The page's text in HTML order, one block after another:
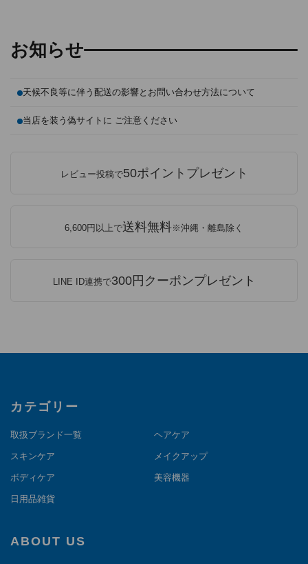
お知らせ
天候不良等に伴う配送の影響とお問い合わせ方法について
当店を装う偽サイトに ご注意ください
レビュー投稿で50ポイントプレゼント
6,600円以上で送料無料※沖縄・離島除く
LINE ID連携で300円クーポンプレゼント
カテゴリー
取扱ブランド一覧 ヘアケア
スキンケア メイクアップ
ボディケア 美容機器
日用品雑貨
ABOUT US